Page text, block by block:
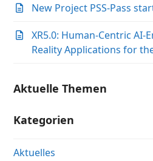
New Project PSS-Pass
XR5.0: Human-Centric AI-
Reality Applications for
Aktuelle Themen
Kategorien
Aktuelles